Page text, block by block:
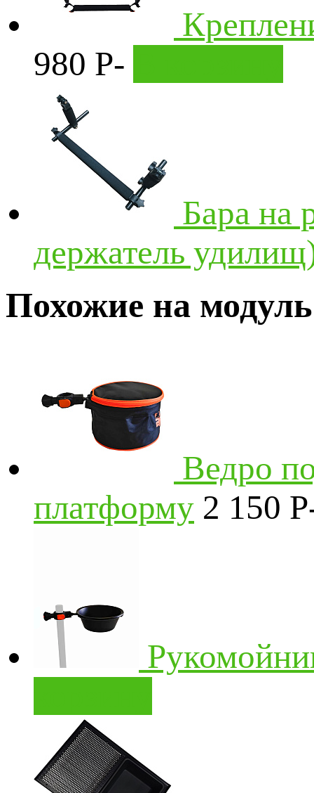
980 P-
Бара на
держатель
Похожие на
Ведро
платформу 2 150 P